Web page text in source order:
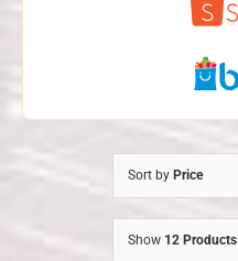
Sort by Price
Show 12 Products